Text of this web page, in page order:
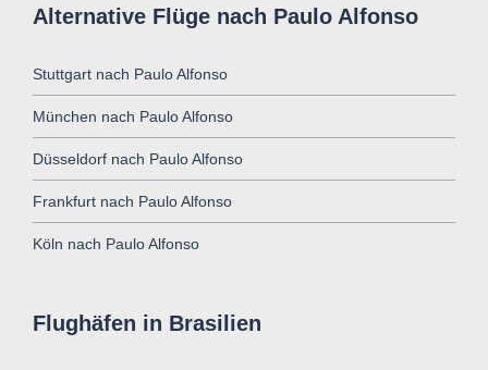
Alternative Flüge nach Paulo Alfonso
Stuttgart nach Paulo Alfonso
München nach Paulo Alfonso
Düsseldorf nach Paulo Alfonso
Frankfurt nach Paulo Alfonso
Köln nach Paulo Alfonso
Flughäfen in Brasilien